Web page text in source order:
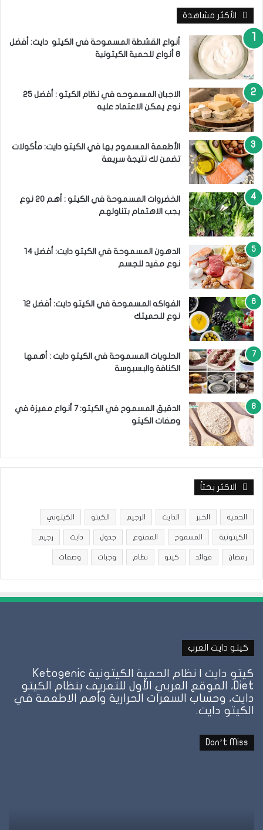
:
الأكثر مشاهدة
أنواع القشطة المسموحة في الكيتو دايت: أفضل
8 أنواع للحمية الكيتونية
الاجبان المسموحه في نظام الكيتو : أفضل 25
نوع يمكن الاعتماد عليه
الأطعمة المسموح بها في الكيتو دايت: مأكولات
تضمن لك نتيجة سريعة
الخضروات المسموحة في الكيتو : أهم 20 نوع
يجب الاهتمام بتناولهم
الدهون المسموحة في الكيتو دايت: أفضل 14
نوع مفيد للجسم
الفواكه المسموحة في الكيتو دايت: أفضل 12
نوع للحميتك
الحلويات المسموحة في الكيتو دايت : أهمها
الكنافة والبسبوسة
الدقيق المسموح في الكيتو: 7 أنواع مميزة في
وصفات الكيتو
الاكثر بحثاً
الحمية الخبز الدايت الرجيم الكيتو الكيتوني
الكيتونية المسموح الممنوع جدول دايت رجيم
رمضان فوائد كيتو نظام وجبات وصفات
كيتو دايت العرب
كيتو دايت | نظام الحمية الكيتونية Ketogenic
Diet، الموقع العربي الأول للتعريف بنظام الكيتو
دايت، وحساب السعرات الحرارية وأهم الاطعمة في
الكيتو دايت.
Don’t Miss